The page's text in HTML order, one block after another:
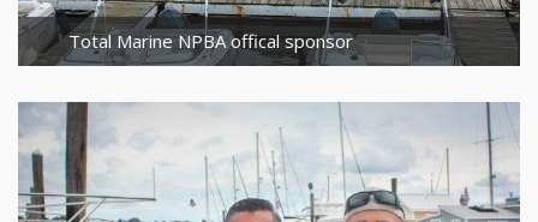
Total Marine NPBA offical sponsor